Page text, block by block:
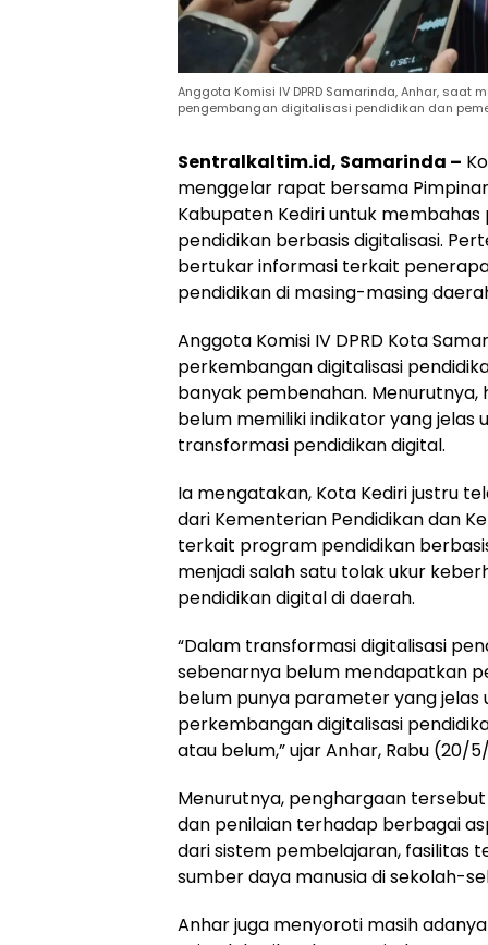
Anggota Komisi IV DPRD Samarinda, Anhar, saat
pengembangan digitalisasi pendidikan dan
Sentralkaltim.id, Samarinda –
menggelar rapat bersama
Kabupaten Kediri untuk
pendidikan berbasis digitalisasi.
bertukar informasi terkait
pendidikan di masing-masing
Anggota Komisi IV DPRD Kota
perkembangan digitalisasi
banyak pembenahan. Menurutnya,
belum memiliki indikator yang jelas
transformasi pendidikan digital.
Ia mengatakan, Kota Kediri justru
dari Kementerian Pendidikan dan
terkait program pendidikan
menjadi salah satu tolak ukur
pendidikan digital di daerah.
“Dalam transformasi digitalisasi
sebenarnya belum mendapatkan
belum punya parameter yang jelas
perkembangan digitalisasi
atau belum,” ujar Anhar, Rabu (20/
Menurutnya, penghargaan
dan penilaian terhadap berbagai
dari sistem pembelajaran, fasilitas
sumber daya manusia di sekolah-
Anhar juga menyoroti masih